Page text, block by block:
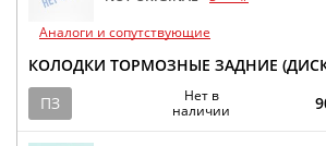
Аналоги и сопутствующие
КОЛОДКИ ТОРМОЗНЫЕ ЗАДНИЕ
ПЗ
Нет в
наличии